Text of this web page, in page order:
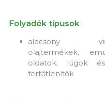
Folyadék típusok
alacsony
olajtermékek,
oldatok, lúgok
fertőtlenítők